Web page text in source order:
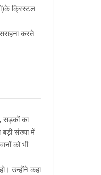
क्रिस्टल
करते
सड़कों का
संख्या में
को भी
उन्होंने कहा